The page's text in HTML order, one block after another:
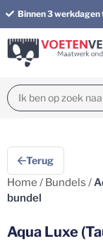
Binnen 3 werkdagen
Terug
Home / Bundels /
bundel
Aqua Luxe